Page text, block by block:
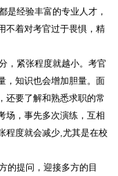
是经验丰富的专业人才，
不着对考官过于畏惧，精
，紧张程度就越小。考官
，知识也会增加胆量。面
还要了解和熟悉求职的常
场，事先多次演练，互相
程度就会减少,尤其是在校
的提问，迎接多方的目